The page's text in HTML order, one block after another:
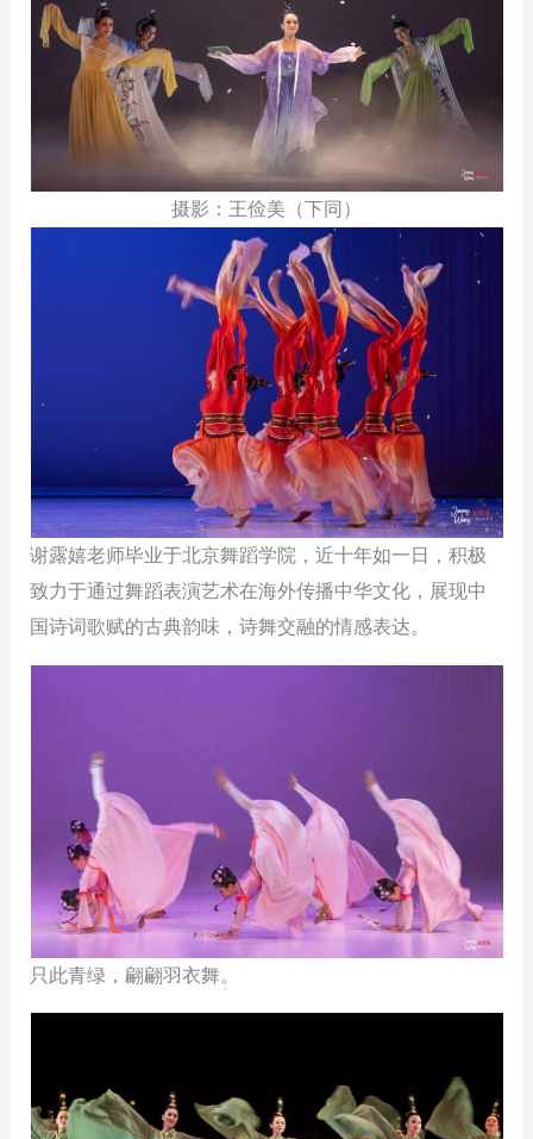
摄影：王俭美（下同）
谢露嬉老师毕业于北京舞蹈学院，近十年如一日，积极
致力于通过舞蹈表演艺术在海外传播中华文化，展现中
国诗词歌赋的古典韵味，诗舞交融的情感表达。
只此青绿，翩翩羽衣舞。